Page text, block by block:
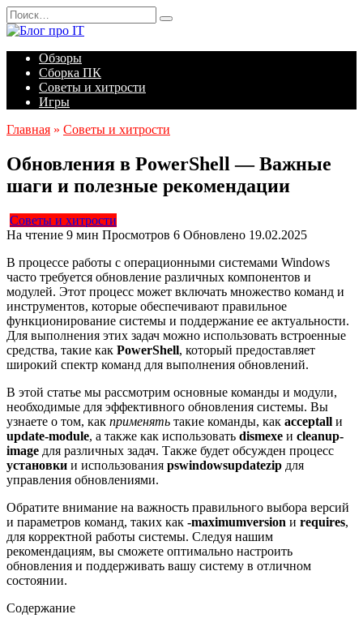
Перейти
к
содержанию
Search
for:
Обзоры
Сборка ПК
Советы и хитрости
Игры
Главная » Советы и хитрости
Обновления в PowerShell — Важные
шаги и полезные рекомендации
Советы и хитрости
На чтение 9 мин Просмотров 6 Обновлено 19.02.2025
В процессе работы с операционными системами Windows
часто требуется обновление различных компонентов и
модулей. Этот процесс может включать множество команд и
инструментов, которые обеспечивают правильное
функционирование системы и поддержание ее актуальности.
Для выполнения этих задач можно использовать встроенные
средства, такие как PowerShell, который предоставляет
широкий спектр команд для выполнения обновлений.
В этой статье мы рассмотрим основные команды и модули,
необходимые для эффективного обновления системы. Вы
узнаете о том, как применять такие команды, как acceptall и
update-module, а также как использовать dismexe и cleanup-
image для различных задач. Также будет обсужден процесс
установки и использования pswindowsupdatezip для
управления обновлениями.
Обратите внимание на важность правильного выбора версий
и параметров команд, таких как -maximumversion и requires,
для корректной работы системы. Следуя нашим
рекомендациям, вы сможете оптимально настроить
обновления и поддерживать вашу систему в отличном
состоянии.
Содержание